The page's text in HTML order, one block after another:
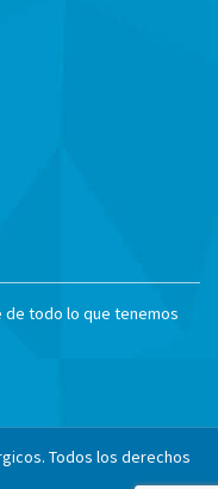
de todo lo que tenemos
Todos los derechos